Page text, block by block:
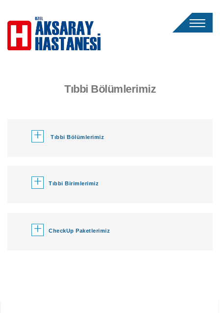
Tıbbi Bölümlerimiz
+ Tıbbi Bölümlerimiz
+ Tıbbi Birimlerimiz
+ CheckUp Paketlerimiz